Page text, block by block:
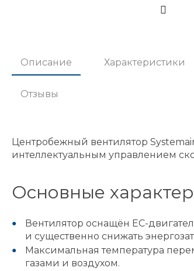
Описание Характеристики
Отзывы
Центробежный вентилятор
интеллектуальным управлением
Основные
Вентилятор оснащён ЕС-
и существенно снижать
Максимальная температура
газами и воздухом.